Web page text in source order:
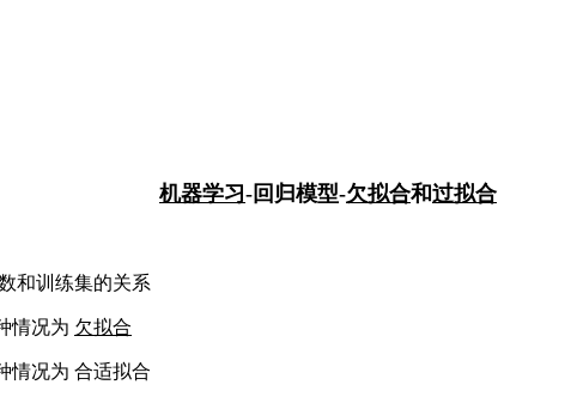
机器学习 -回归模型-欠拟合和过拟合
和训练集的关系
情况为 欠拟合
情况为 合适拟合